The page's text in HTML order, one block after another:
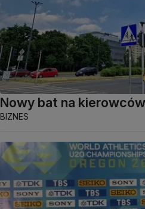
Nowy bat na
BIZNES